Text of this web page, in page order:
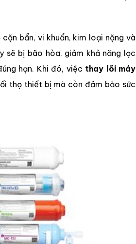
bẩn, vi khuẩn, kim loại nặng và
sẽ bị bão hòa, giảm khả năng lọc
hạn. Khi đó, việc thay lõi máy
thọ thiết bị mà còn đảm bảo sức